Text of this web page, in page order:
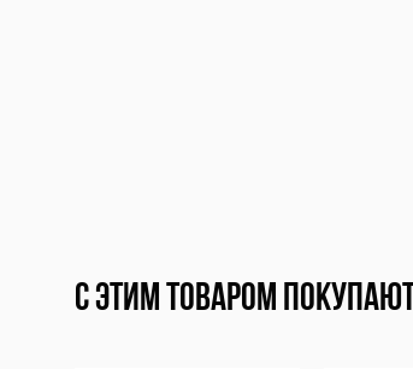
С этим товаром покупают